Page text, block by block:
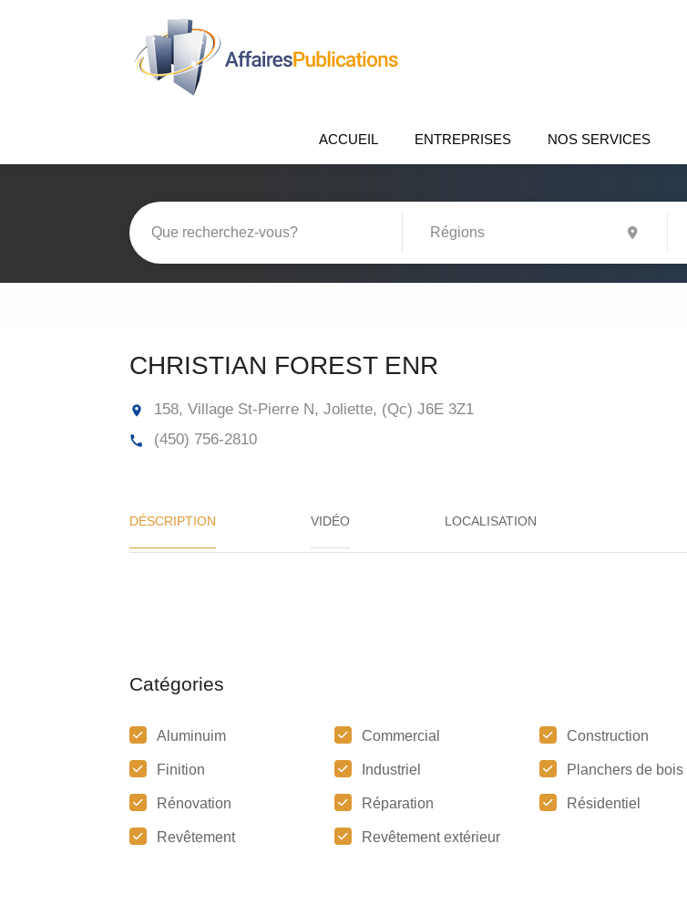
ACCUEIL ENTREPRISES NOS SERVICES
CHRISTIAN FOREST ENR
158, Village St-Pierre N, Joliette, (Qc) J6E 3Z1
(450) 756-2810
DÉSCRIPTION VIDÉO
Catégories
Aluminuim Commercial Construction
Finition Industriel Planchers de bois
Rénovation Réparation Résidentiel
Revêtement Revêtement extérieur